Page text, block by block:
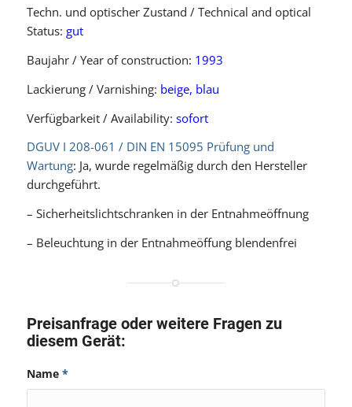
Techn. und optischer Zustand / Technical and optical
Status: gut
Baujahr / Year of construction: 1993
Lackierung / Varnishing: beige, blau
Verfügbarkeit / Availability: sofort
DGUV I 208-061 / DIN EN 15095 Prüfung und
Wartung: Ja, wurde regelmäßig durch den Hersteller
durchgeführt.
– Sicherheitslichtschranken in der Entnahmeöffnung
– Beleuchtung in der Entnahmeöffung blendenfrei
Preisanfrage oder weitere Fragen zu
diesem Gerät:
Name *